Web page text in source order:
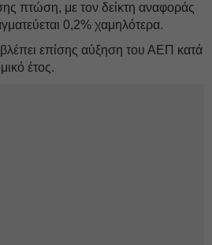
πτώση, με τον δείκτη αναφοράς
0,2% χαμηλότερα.
επίσης αύξηση του ΑΕΠ κατά
έτος.